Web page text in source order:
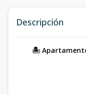
Descripción
🏝️